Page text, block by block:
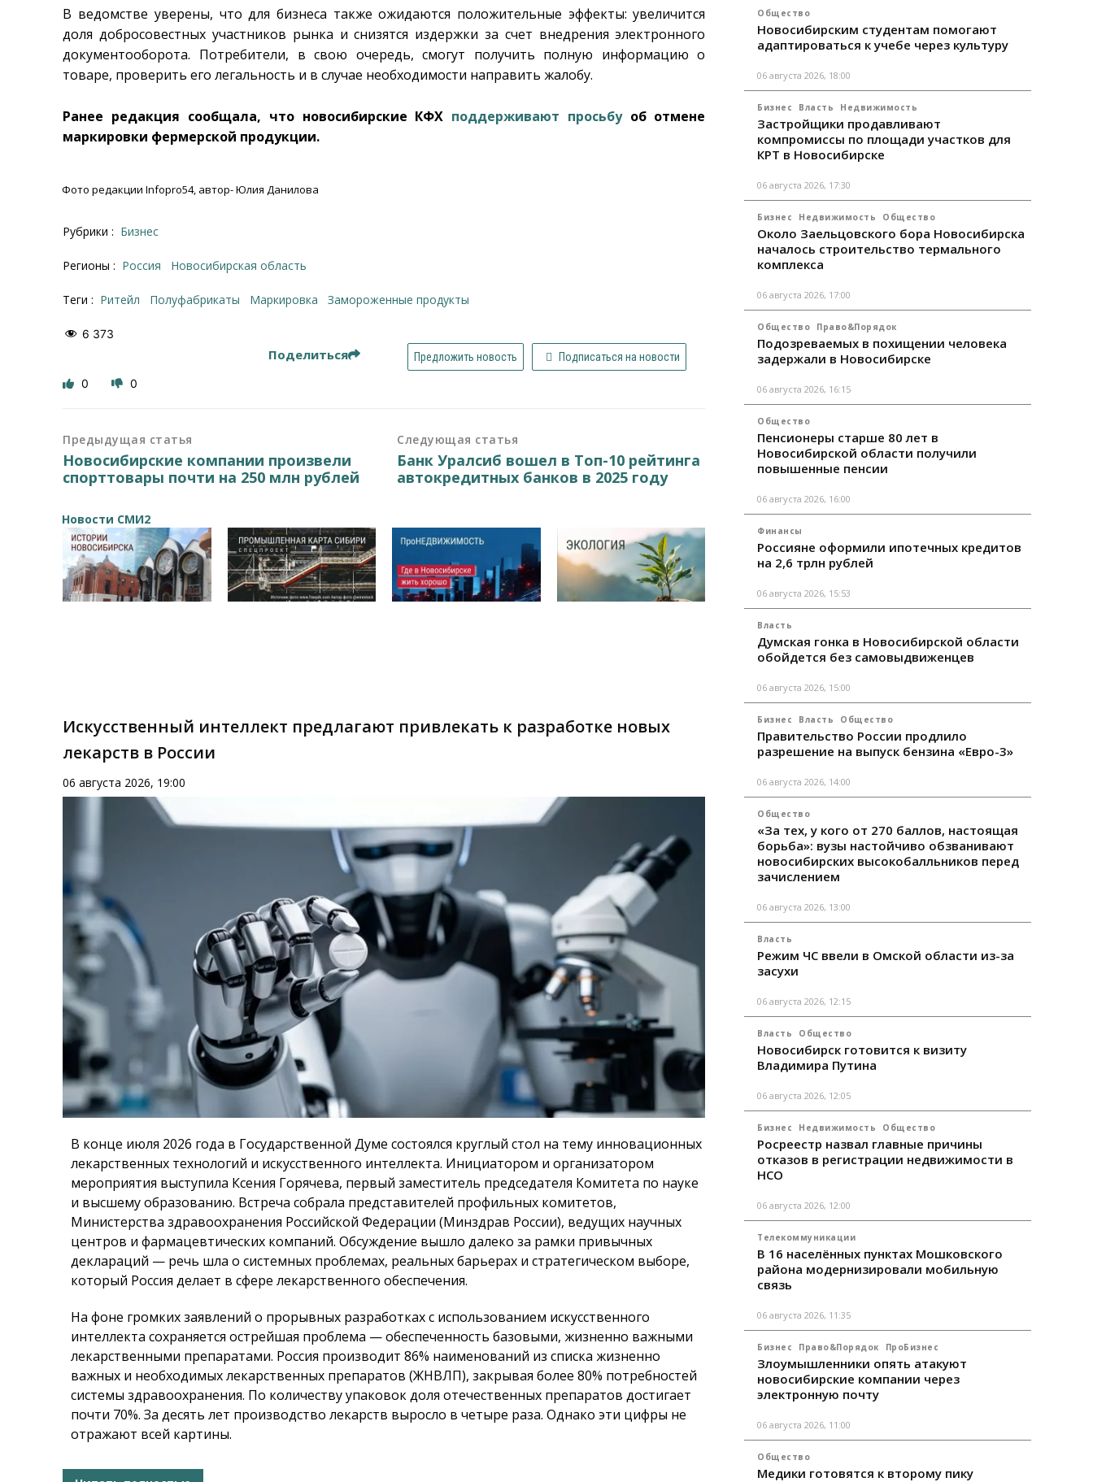
В ведомстве уверены, что для бизнеса также ожидаются положительные эффекты: увеличится
доля добросовестных участников рынка и снизятся издержки за счет внедрения электронного
документооборота. Потребители, в свою очередь, смогут получить полную информацию о
товаре, проверить его легальность и в случае необходимости направить жалобу.
Ранее редакция сообщала, что новосибирские КФХ поддерживают просьбуоб отмене
маркировки фермерской продукции.
Фото редакции Infopro54, автор- Юлия Данилова
Рубрики : Бизнес
Регионы : Россия Новосибирская область
Теги : ритейл полуфабрикаты маркировка Замороженные продукты
6 373
Поделиться Предложить новость Подписаться на новости
0 0
Предыдущая статья
Новосибирские компании произвели
спорттовары почти на 250 млн рублей
Следующая статья
Банк Уралсиб вошел в Топ-10 рейтинга
автокредитных банков в 2025 году
Новости СМИ2
Искусственный интеллект предлагают привлекать к разработке новых
лекарств в России
06 августа 2026, 19:00
В конце июля 2026 года в Государственной Думе состоялся круглый стол на тему инновационных
лекарственных технологий и искусственного интеллекта. Инициатором и организатором
мероприятия выступила Ксения Горячева, первый заместитель председателя Комитета по науке
и высшему образованию. Встреча собрала представителей профильных комитетов,
Министерства здравоохранения Российской Федерации (Минздрав России), ведущих научных
центров и фармацевтических компаний. Обсуждение вышло далеко за рамки привычных
деклараций — речь шла о системных проблемах, реальных барьерах и стратегическом выборе,
который Россия делает в сфере лекарственного обеспечения.
На фоне громких заявлений о прорывных разработках с использованием искусственного
интеллекта сохраняется острейшая проблема — обеспеченность базовыми, жизненно важными
лекарственными препаратами. Россия производит 86% наименований из списка жизненно
важных и необходимых лекарственных препаратов (ЖНВЛП), закрывая более 80% потребностей
системы здравоохранения. По количеству упаковок доля отечественных препаратов достигает
почти 70%. За десять лет производство лекарств выросло в четыре раза. Однако эти цифры не
отражают всей картины.
Общество
Новосибирским студентам помогают
адаптироваться к учебе через культуру
06 августа 2026, 18:00
Бизнес Власть Недвижимость
Застройщики продавливают
компромиссы по площади участков для
КРТ в Новосибирске
06 августа 2026, 17:30
Бизнес Недвижимость Общество
Около Заельцовского бора Новосибирска
началось строительство термального
комплекса
06 августа 2026, 17:00
Общество Право&Порядок
Подозреваемых в похищении человека
задержали в Новосибирске
06 августа 2026, 16:15
Общество
Пенсионеры старше 80 лет в
Новосибирской области получили
повышенные пенсии
06 августа 2026, 16:00
Финансы
Россияне оформили ипотечных кредитов
на 2,6 трлн рублей
06 августа 2026, 15:53
Власть
Думская гонка в Новосибирской области
обойдется без самовыдвиженцев
06 августа 2026, 15:00
Бизнес Власть Общество
Правительство России продлило
разрешение на выпуск бензина «Евро-3»
06 августа 2026, 14:00
Общество
«За тех, у кого от 270 баллов, настоящая
борьба»: вузы настойчиво обзванивают
новосибирских высокобалльников перед
зачислением
06 августа 2026, 13:00
Власть
Режим ЧС ввели в Омской области из-за
засухи
06 августа 2026, 12:15
Власть Общество
Новосибирск готовится к визиту
Владимира Путина
06 августа 2026, 12:05
Бизнес Недвижимость Общество
Росреестр назвал главные причины
отказов в регистрации недвижимости в
НСО
06 августа 2026, 12:00
Телекоммуникации
В 16 населённых пунктах Мошковского
района модернизировали мобильную
связь
06 августа 2026, 11:35
Бизнес Право&Порядок ПроБизнес
Злоумышленники опять атакуют
новосибирские компании через
электронную почту
06 августа 2026, 11:00
Общество
Медики готовятся к второму пику